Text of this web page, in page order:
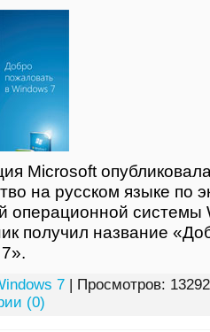
Microsoft
на русском языке по
операционной системы
получил название
7| Просмотров:
(0)